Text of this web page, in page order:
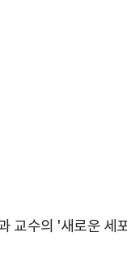
교수의 '새로운 세